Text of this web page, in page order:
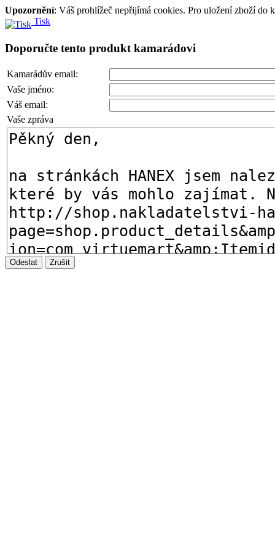
Upozornění: Váš prohlížeč nepřijímá cookies. Pro uložení zboží do
Tisk
Doporučte tento produkt kamarádovi
Kamarádův email:
Vaše jméno:
Váš email:
Vaše zpráva